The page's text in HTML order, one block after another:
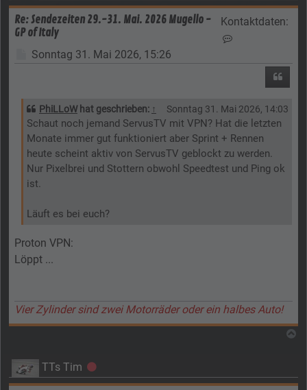
Re: Sendezeiten 29.-31. Mai. 2026 Mugello -
GP of Italy
Kontaktdaten:
Beitrag
Sonntag 31. Mai 2026, 15:26
PhiLLoWhat geschrieben: ↑ Sonntag 31. Mai 2026, 14:03
Schaut noch jemand ServusTV mit VPN? Hat die letzten
Monate immer gut funktioniert aber Sprint + Rennen
heute scheint aktiv von ServusTV geblockt zu werden.
Nur Pixelbrei und Stottern obwohl Speedtest und Ping ok
ist.
Läuft es bei euch?
Proton VPN:
Löppt ...
Vier Zylinder sind zwei Motorräder oder ein halbes Auto!
TTs Tim Offline